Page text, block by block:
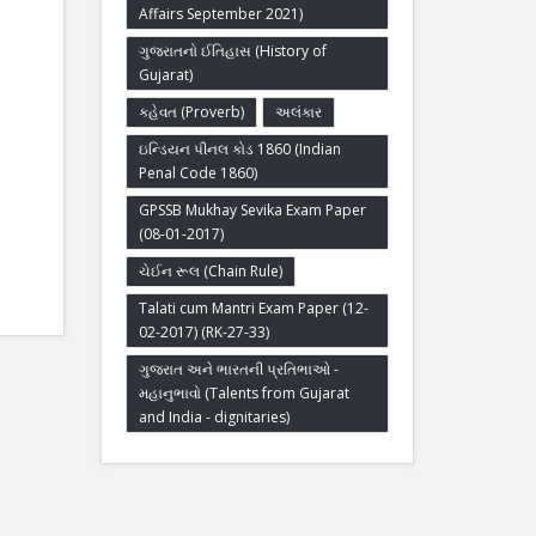
Affairs September 2021)
ગુજરાતનો ઈતિહાસ (History of
Gujarat)
કહેવત (Proverb)
અલંકાર
ઇન્ડિયન પીનલ કોડ 1860 (Indian
Penal Code 1860)
GPSSB Mukhay Sevika Exam Paper
(08-01-2017)
ચેઈન રૂલ (Chain Rule)
Talati cum Mantri Exam Paper (12-
02-2017) (RK-27-33)
ગુજરાત અને ભારતની પ્રતિભાઓ -
મહાનુભાવો (Talents from Gujarat
and India - dignitaries)